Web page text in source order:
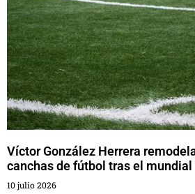
Víctor González Herrera
canchas de fútbol tras el mundial
10 julio 2026